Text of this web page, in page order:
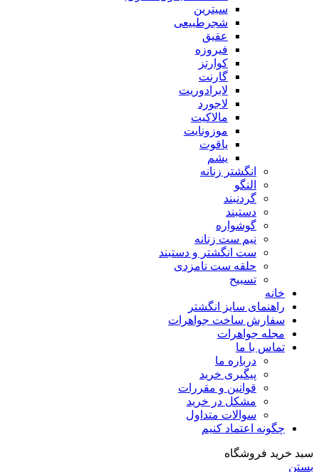
سیترین
شجرطبیعی
عقیق
فیروزه
کوارتز
گارنت
لابرادوریت
لاجورد
مالاکیت
موزونایت
یاقوت
یشم
انگشتر زنانه
النگو
گردنبند
دستبند
گوشواره
نیم ست زنانه
ست انگشتر و دستبند
حلقه ست نامزدی
تسبیح
خانه
راهنمای سایز انگشتر
سفارش ساخت جواهرات
مجله جواهرات
تماس با ما
درباره ما
پیگیری خرید
قوانین و مقررات
مشکل در خرید
سوالات متداول
چگونه اعتماد کنیم
سبد خرید فروشگاه
بستن